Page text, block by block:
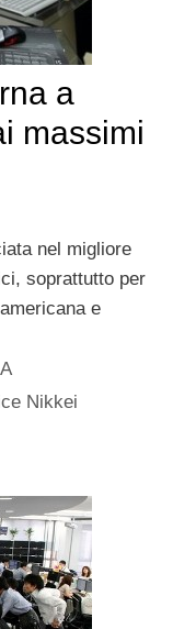
a
massimi
nel migliore
soprattutto per
e
Nikkei